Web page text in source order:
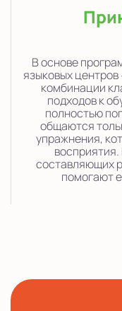
В основе
языковых
комбинации
подходов к
полностью
общаются
упражнения,
составляющих
помогают